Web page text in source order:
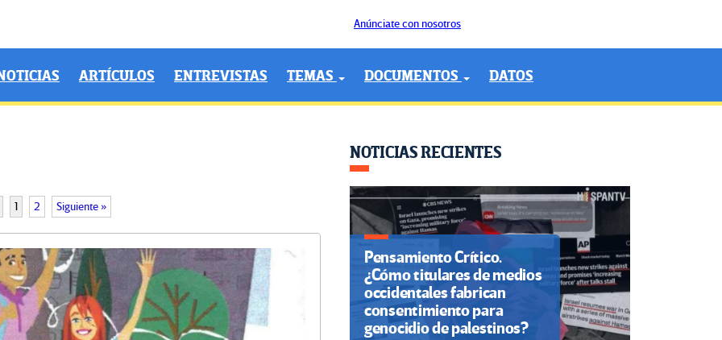
Anúnciate con nosotros
ARTÍCULOS ENTREVISTAS TEMAS DOCUMENTOS DATOS
1 2 Siguiente »
NOTICIAS RECIENTES
Pensamiento Crítico.
¿Cómo titulares de medios
occidentales fabrican
consentimiento para
genocidio de palestinos?